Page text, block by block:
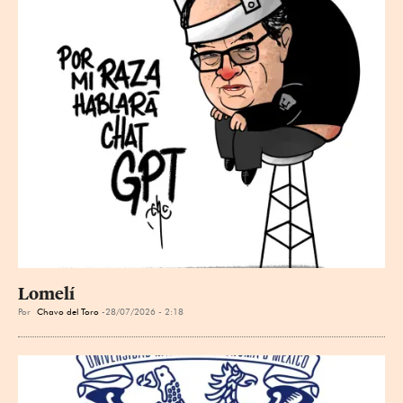
Lomelí
Por Chavo del Toro 28/07/2026 - 2:18